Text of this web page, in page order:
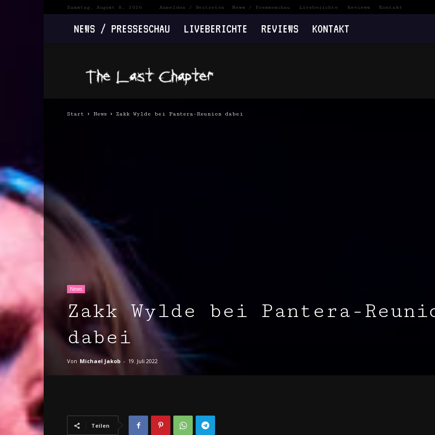
Samstag, August 8, 2026 Anmelden / Beitreten News / Presseschau Liveberichte Reviews Kontakt
NEWS / PRESSESCHAU LIVEBERICHTE REVIEWS KONTAKT
Last
Chapter
Start News Zakk Wylde bei Pantera-Reunion dabei
News
Zakk Wylde bei Pantera-
dabei
Von Michael Jakob - 19. Juli 2022
Teilen